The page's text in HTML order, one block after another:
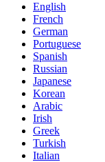
English
French
German
Portuguese
Spanish
Russian
Japanese
Korean
Arabic
Irish
Greek
Turkish
Italian